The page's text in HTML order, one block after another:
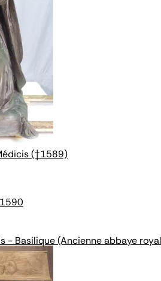
(†1589)
- Basilique (Ancienne abbaye